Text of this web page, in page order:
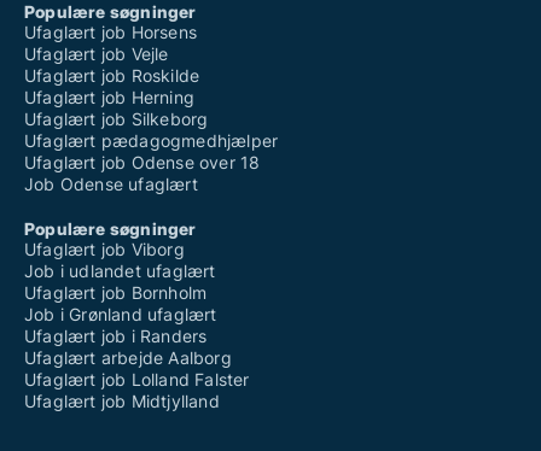
Populære søgninger
Ufaglært job Horsens
Ufaglært job Vejle
Ufaglært job Roskilde
Ufaglært job Herning
Ufaglært job Silkeborg
Ufaglært pædagogmedhjælper
Ufaglært job Odense over 18
Job Odense ufaglært
Populære søgninger
Ufaglært job Viborg
Job i udlandet ufaglært
Ufaglært job Bornholm
Job i Grønland ufaglært
Ufaglært job i Randers
Ufaglært arbejde Aalborg
Ufaglært job Lolland Falster
Ufaglært job Midtjylland